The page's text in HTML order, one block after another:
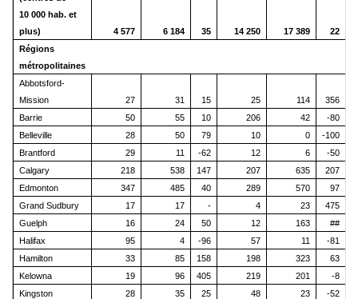
10 000 hab. et
plus)
4 577 6 184 35 14 250 17 389
22
Régions
métropolitaines
Abbotsford-
Mission
27 31 15 25 114
356
Barrie
50 55 10 206 42
-80
Belleville
28 50 79 10 0
-100
Brantford
29 11 -62 12 6
-50
Calgary
218 538 147 207 635
207
Edmonton
347 485 40 289 570
97
Grand Sudbury
17 17 - 4 23
475
Guelph
16 24 50 12 163
##
Halifax
95 4 -96 57 11
-81
Hamilton
33 85 158 198 323
63
Kelowna
19 96 405 219 201
-8
Kingston
28 35 25 48 23
-52